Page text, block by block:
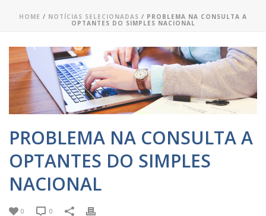
HOME / NOTÍCIAS SELECIONADAS / PROBLEMA NA CONSULTA A
OPTANTES DO SIMPLES NACIONAL
PROBLEMA NA CONSULTA A
OPTANTES DO SIMPLES
NACIONAL
0 0